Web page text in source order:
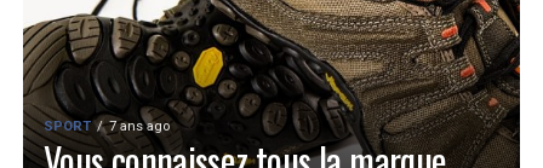
SPORT 7 ans ago